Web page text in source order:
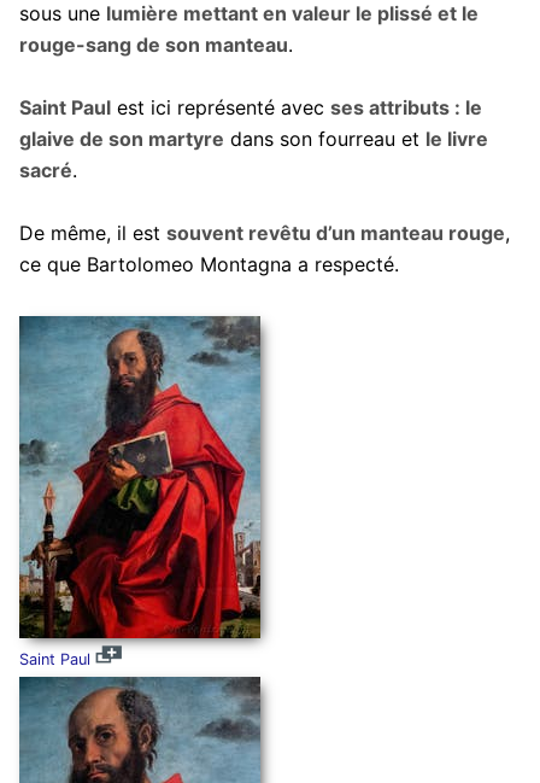
sous une lumière mettant en valeur le plissé et le
rouge-sang de son manteau.
Saint Paulest ici représenté avec ses attributs : le
glaive de son martyre dans son fourreau et le livre
sacré.
De même, il est souvent revêtu d’un manteau rouge,
ce que Bartolomeo Montagna a respecté.
Saint Paul